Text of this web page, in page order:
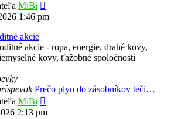
MiBi
posledný
1:46 pm
akcie
akcie - ropa, energie, drahé kovy,
kovy, ťažobné spoločnosti
Prečo plyn do zásobníkov teči…
MiBi
posledný
2:13 pm